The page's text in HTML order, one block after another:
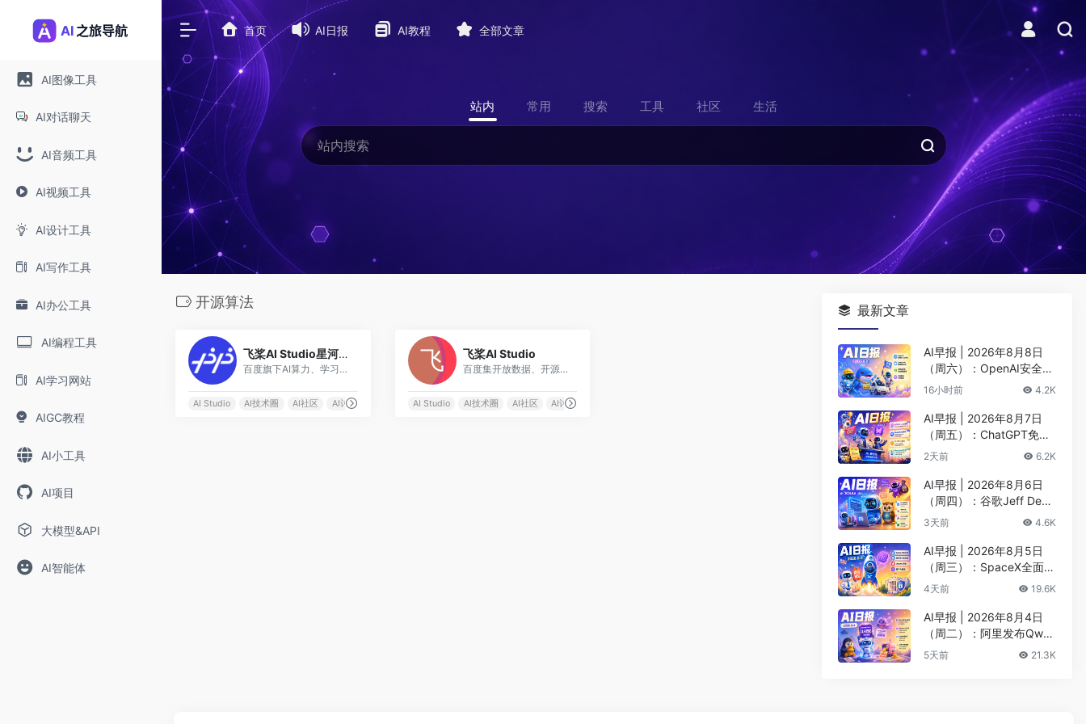
AI图像工具
AI对话聊天
AI音频工具
AI视频工具
AI设计工具
AI写作工具
AI办公工具
AI编程工具
AI学习网站
AIGC教程
AI小工具
AI项目
大模型&API
AI智能体
首页 AI日报 AI教程 全部文章
站内 常用 搜索 工具 社区 生活
开源算法
飞桨AI Studio星河社区
百度旗下AI算力、学习和实训平台
AI Studio AI技术圈 AI社区 AI讨论区
飞桨AI Studio
百度集开放数据、开源算法、免费算力三位一体，为开发者提供高效学习和开发环境、高价值高奖金竞赛项目，支撑高校老师轻松实现AI教学，并助力开发者学习交流，加速落地AI业务场景
AI Studio AI技术圈 AI社区 AI讨论区
最新文章
AI早报 | 2026年8月8日
（周六）：OpenAI安全评
估暂停Astra开发、DeepS
资
16小时前 4.2K
AI早报 | 2026年8月7日
（周五）：ChatGPT免费
版升级GPT-5.6 Luna无限
萨比斯卸任CEO
2天前 6.2K
AI早报 | 2026年8月6日
（周四）：谷歌Jeff Dean
创办AI科学公司、Meta发
3天前 4.6K
AI早报 | 2026年8月5日
（周三）：SpaceX全面押
注英伟达布局太空AI、四
4天前 19.6K
AI早报 | 2026年8月4日
（周二）：阿里发布Qwen
3.8-Max旗舰模型、MiniM
5天前 21.3K